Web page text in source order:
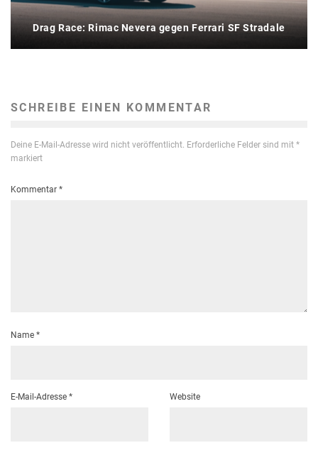
Drag Race: Rimac Nevera gegen Ferrari SF Stradale
SCHREIBE EINEN KOMMENTAR
Deine E-Mail-Adresse wird nicht veröffentlicht. Erforderliche Felder sind mit *
markiert
Kommentar *
Name *
E-Mail-Adresse * Website